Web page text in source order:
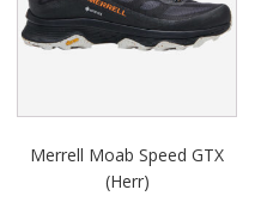
Merrell Moab Speed GTX
(Herr)
variants.
The
be
chosen